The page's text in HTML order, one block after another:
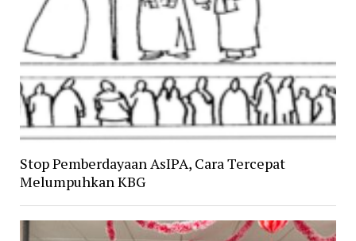
Stop Pemberdayaan AsIPA, Cara Tercepat
Melumpuhkan KBG